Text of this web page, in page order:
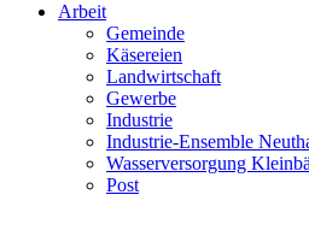
Arbeit
Gemeinde
Käsereien
Landwirtschaft
Gewerbe
Industrie
Industrie-Ensemble
Wasserversorgung
Post